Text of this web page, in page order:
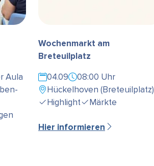
Aula
Wochenmarkt am
Breteuilplatz
04.09
08:00 Uhr
Hückelhoven (Breteuilplatz)
Highlight
Märkte
Hier informieren